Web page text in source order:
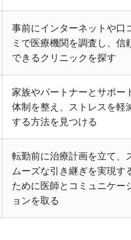
事前にインターネットや口
ミで医療機関を調査し、信
できるクリニックを探す
家族やパートナーとサポー
体制を整え、ストレスを軽
する方法を見つける
転勤前に治療計画を立て、
ムーズな引き継ぎを実現す
ために医師とコミュニケー
ョンを取る